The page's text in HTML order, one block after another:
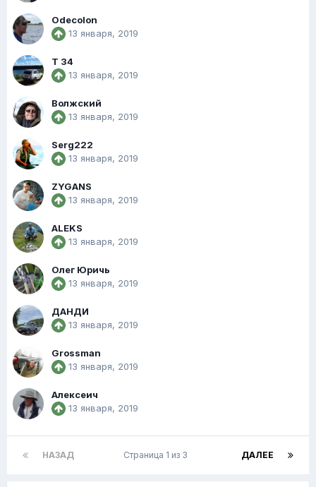
Odecolon
13 января, 2019
Т 34
13 января, 2019
Волжский
13 января, 2019
Serg222
13 января, 2019
ZYGANS
13 января, 2019
ALEKS
13 января, 2019
Олег Юричь
13 января, 2019
ДАНДИ
13 января, 2019
Grossman
13 января, 2019
Алексеич
13 января, 2019
НАЗАД ДАЛЕЕ
Страница 1 из 3